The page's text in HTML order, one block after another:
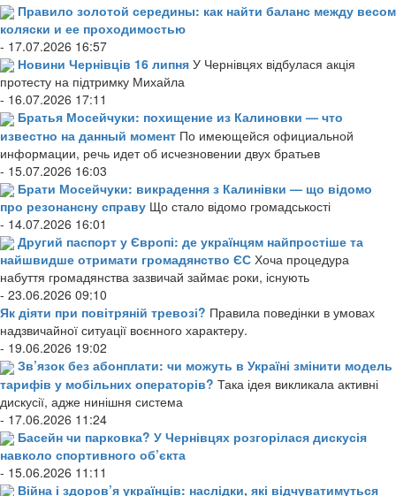
Правило золотой середины: как найти баланс между весом
коляски и ее проходимостью
- 17.07.2026 16:57
Новини Чернівців 16 липня У Чернівцях відбулася акція
протесту на підтримку Михайла
- 16.07.2026 17:11
Братья Мосейчуки: похищение из Калиновки — что
известно на данный момент По имеющейся официальной
информации, речь идет об исчезновении двух братьев
- 15.07.2026 16:03
Брати Мосейчуки: викрадення з Калинівки — що відомо
про резонансну справу Що стало відомо громадськості
- 14.07.2026 16:01
Другий паспорт у Європі: де українцям найпростіше та
найшвидше отримати громадянство ЄС Хоча процедура
набуття громадянства зазвичай займає роки, існують
- 23.06.2026 09:10
Як діяти при повітряній тревозі? Правила поведінки в умовах
надзвичайної ситуації воєнного характеру.
- 19.06.2026 19:02
Зв’язок без абонплати: чи можуть в Україні змінити модель
тарифів у мобільних операторів? Така ідея викликала активні
дискусії, адже нинішня система
- 17.06.2026 11:24
Басейн чи парковка? У Чернівцях розгорілася дискусія
навколо спортивного об’єкта
- 15.06.2026 11:11
Війна і здоров’я українців: наслідки, які відчуватимуться